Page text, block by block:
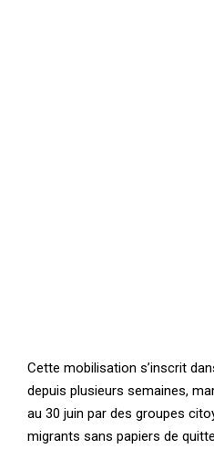
Cette mobilisation s’inscrit
depuis plusieurs semaines,
au 30 juin par des groupes
migrants sans papiers de